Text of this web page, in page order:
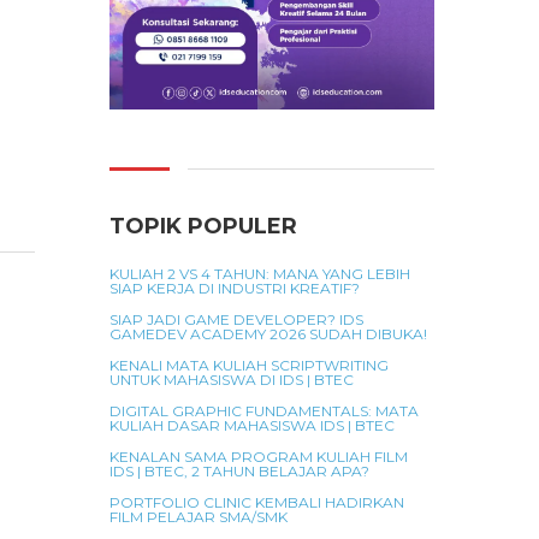
TOPIK POPULER
KULIAH 2 VS 4 TAHUN: MANA YANG LEBIH
SIAP KERJA DI INDUSTRI KREATIF?
SIAP JADI GAME DEVELOPER? IDS
GAMEDEV ACADEMY 2026 SUDAH DIBUKA!
KENALI MATA KULIAH SCRIPTWRITING
UNTUK MAHASISWA DI IDS | BTEC
DIGITAL GRAPHIC FUNDAMENTALS: MATA
KULIAH DASAR MAHASISWA IDS | BTEC
KENALAN SAMA PROGRAM KULIAH FILM
IDS | BTEC, 2 TAHUN BELAJAR APA?
PORTFOLIO CLINIC KEMBALI HADIRKAN
FILM PELAJAR SMA/SMK